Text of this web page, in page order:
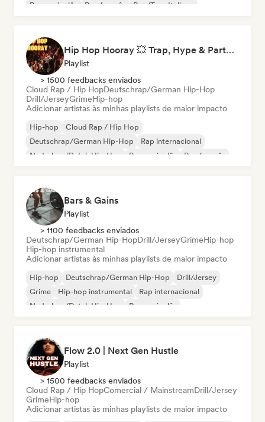
Rap em inglês
Rap francês Rap/Trap Italiano
Hip Hop Hooray 💥 Trap, Hype & Party Rap Bangers
Playlist
> 1500 feedbacks enviados
Cloud Rap / Hip HopDeutschrap/German Hip-Hop
Drill/JerseyGrimeHip-hop
Adicionar artistas às minhas playlists de maior impacto
Hip-hop
Cloud Rap / Hip Hop
Deutschrap/German Hip-Hop
Rap internacional
Nederhop/Dutch Hip-Hop
Rap em inglês
Rap francês
Bars & Gains
Playlist
> 1100 feedbacks enviados
Deutschrap/German Hip-HopDrill/JerseyGrimeHip-hop
Hip-hop instrumental
Adicionar artistas às minhas playlists de maior impacto
Hip-hop Deutschrap/German Hip-Hop
Drill/Jersey
Grime
Hip-hop instrumental
Rap internacional
Nederhop/Dutch Hip-Hop
Rap em inglês
Flow 2.0 | Next Gen Hustle
Playlist
> 1500 feedbacks enviados
Cloud Rap / Hip HopComercial / MainstreamDrill/Jersey
GrimeHip-hop
Adicionar artistas às minhas playlists de maior impacto